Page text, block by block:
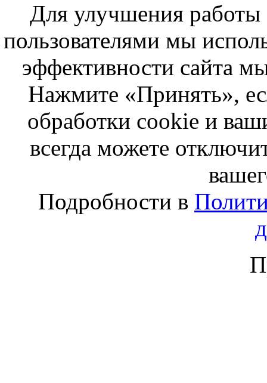
Для улучшения работы
пользователями мы
эффективности сайта
Нажмите «Принять»,
обработки cookie и
всегда можете
Подробности в